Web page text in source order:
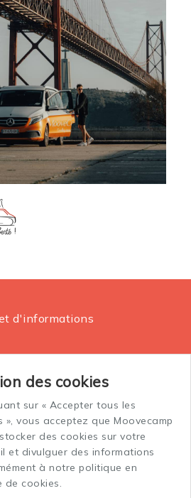
des cookies
sur « Accepter tous les
», vous acceptez que Moovecamp
des cookies sur votre
et divulguer des informations
à notre politique en
de cookies.
d'informations
aménagés
de vente et location
d'assurance